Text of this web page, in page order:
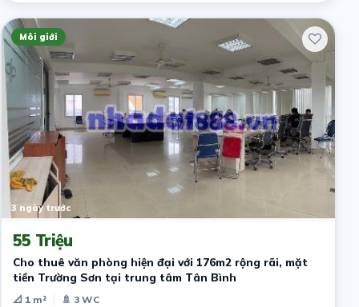
Môi giới
3 ngày trước
55 Triệu
Cho thuê văn phòng hiện đại với 176m2 rộng rãi, mặt
tiền Trường Sơn tại trung tâm Tân Bình
📐 1 m²
🚿 3 WC